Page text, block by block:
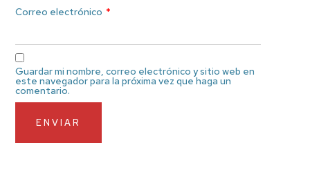
Correo electrónico *
Guardar mi nombre, correo electrónico y sitio web en
este navegador para la próxima vez que haga un
comentario.